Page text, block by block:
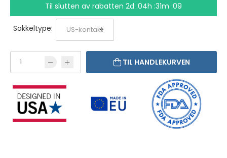
Til slutten av rabatten 2d :04h :31m :09
Sokkeltype:
TIL HANDLEKURVEN